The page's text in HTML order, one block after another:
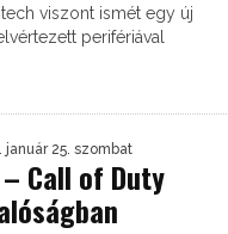
viszont ismét egy új
perifériával
január 25. szombat
Call of Duty